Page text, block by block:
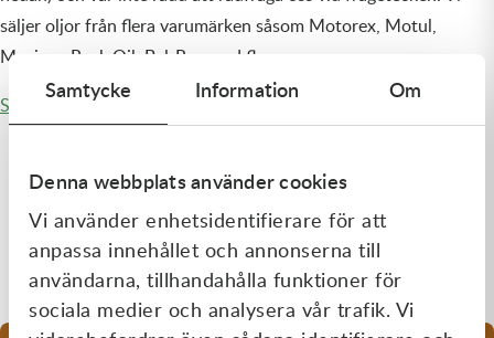
Samtycke Information Om
Denna webbplats använder cookies
Vi använder enhetsidentifierare för att
anpassa innehållet och annonserna till
användarna, tillhandahålla funktioner för
sociala medier och analysera vår trafik. Vi
säljer oljor från flera varumärken såsom Motorex, Motul,
Maxima, Rock Oil, Bel-Ray med flera.
Se sortiment med olja och smörjmedel på stomberg.se.
Fler guider